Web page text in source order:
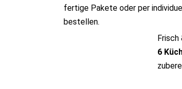
fertige Pakete oder per
bestellen.
Frisch
6